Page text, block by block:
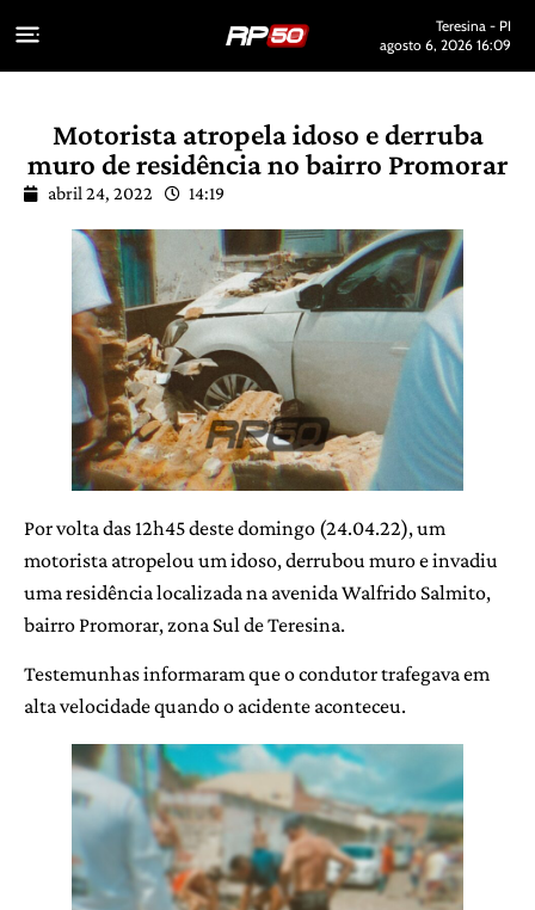
Teresina - PI
agosto 6, 2026 16:09
Motorista atropela idoso e derruba
muro de residência no bairro Promorar
abril 24, 2022 14:19
Por volta das 12h45 deste domingo (24.04.22), um
motorista atropelou um idoso, derrubou muro e invadiu
uma residência localizada na avenida Walfrido Salmito,
bairro Promorar, zona Sul de Teresina.
Testemunhas informaram que o condutor trafegava em
alta velocidade quando o acidente aconteceu.